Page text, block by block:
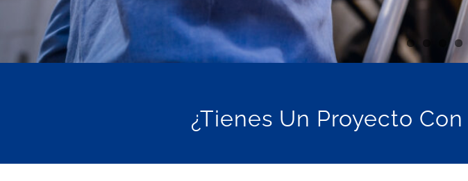
¿Tienes Un Proyecto